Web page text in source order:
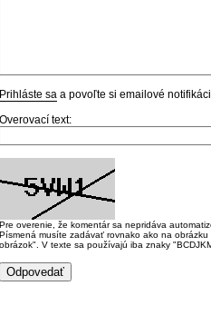
Prihláste sa a povoľte si emailové
Overovací text:
Pre overenie, že komentár sa nepridáva
Písmená musíte zadávať rovnako ako na
obrázok". V texte sa používajú iba znaky